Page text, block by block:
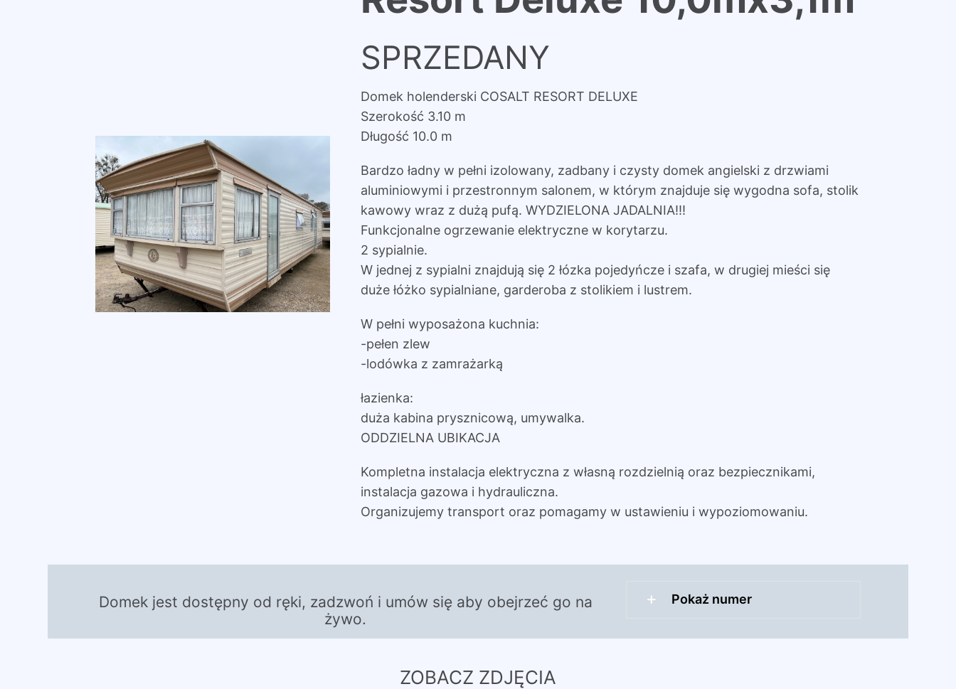
SPRZEDANY
Domek holenderski COSALT RESORT DELUXE
Szerokość 3.10 m
Długość 10.0 m
Bardzo ładny w pełni izolowany, zadbany i czysty domek angielski z drzwiami
aluminiowymi i przestronnym salonem, w którym znajduje się wygodna sofa, stolik
kawowy wraz z dużą pufą. WYDZIELONA JADALNIA!!!
Funkcjonalne ogrzewanie elektryczne w korytarzu.
2 sypialnie.
W jednej z sypialni znajdują się 2 łózka pojedyńcze i szafa, w drugiej mieści się
duże łóżko sypialniane, garderoba z stolikiem i lustrem.
W pełni wyposażona kuchnia:
-pełen zlew
-lodówka z zamrażarką
łazienka:
duża kabina prysznicową, umywalka.
ODDZIELNA UBIKACJA
Kompletna instalacja elektryczna z własną rozdzielnią oraz bezpiecznikami,
instalacja gazowa i hydrauliczna.
Organizujemy transport oraz pomagamy w ustawieniu i wypoziomowaniu.
Domek jest dostępny od ręki, zadzwoń i umów się aby obejrzeć go na
żywo.
Pokaż numer
ZOBACZ ZDJĘCIA